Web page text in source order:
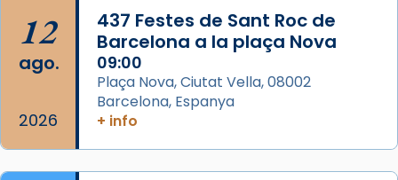
Foto
View on Facebook · Share
12
ago.
2026
437 Festes de Sant Roc de
Barcelona a la plaça Nova
09:00
Plaça Nova, Ciutat Vella, 08002
Barcelona, Espanya
+ info